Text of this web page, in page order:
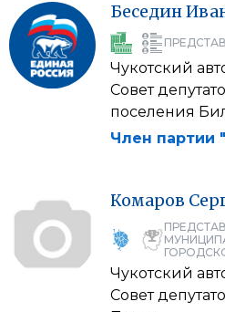
Беседин
Чукотский
Совет
поселения
Член партии
Комаров
Чукотский
Совет